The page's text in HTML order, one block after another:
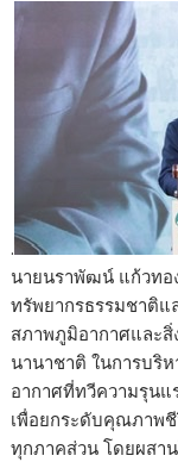
.
นายนราพัฒน์ แก้วทอ
ทรัพยากรธรรมชาติแ
สภาพภูมิอากาศและ
นานาชาติ ในการบริ
อากาศที่ทวีความรุน
เพื่อยกระดับคุณภาพชี
ทุกภาคส่วน โดยผสา